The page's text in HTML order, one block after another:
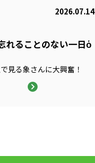
2026.07.14
れることのない一日ὁ
見る象さんに大興奮！